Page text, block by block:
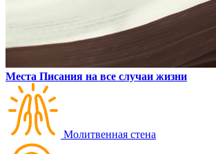
Места Писания на все случаи жизни
Молитвенная стена